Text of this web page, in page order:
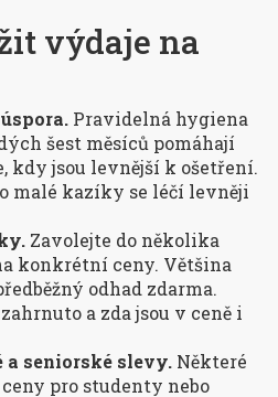
výdaje na
Pravidelná hygiena
šest měsíců pomáhají
kdy jsou levnější k ošetření.
malé kazíky se léčí levněji
Zavolejte do několika
konkrétní ceny. Většina
odhad zdarma.
a zda jsou v ceně i
seniorské slevy. Některé
pro studenty nebo